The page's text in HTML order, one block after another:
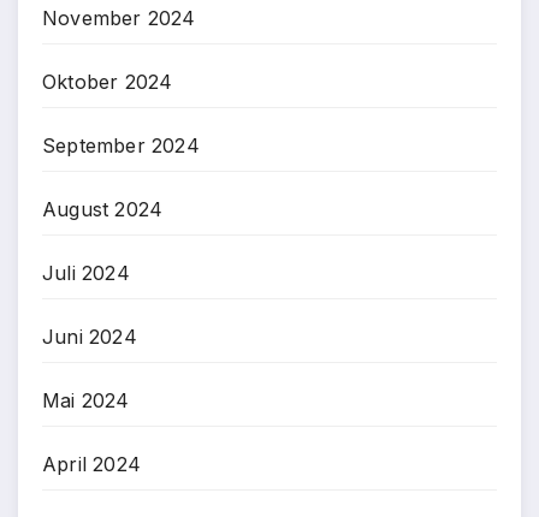
November 2024
Oktober 2024
September 2024
August 2024
Juli 2024
Juni 2024
Mai 2024
April 2024